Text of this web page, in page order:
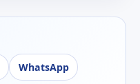
WhatsApp